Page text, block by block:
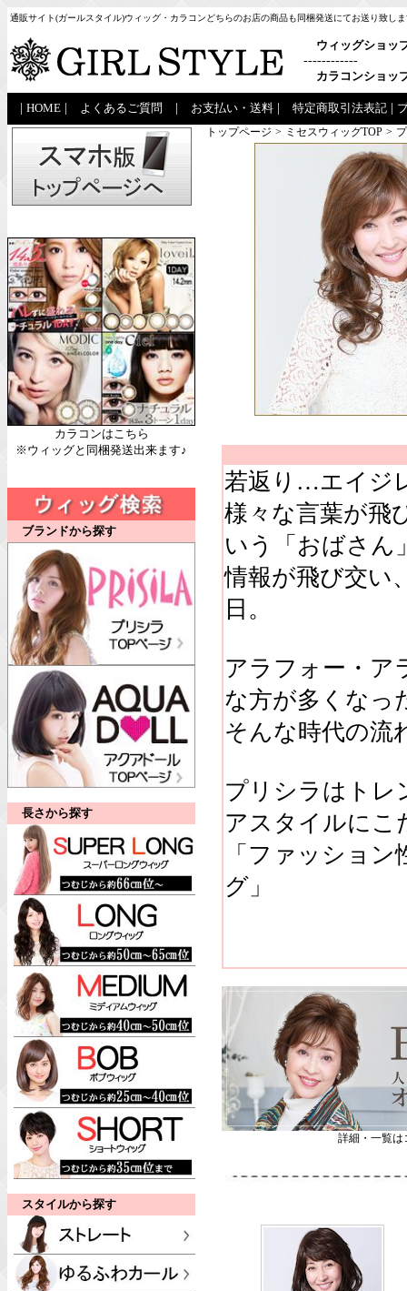
通販サイト(ガールスタイル)ウィッグ・カラコンどちらのお店の商品も同梱発送にてお送り致し
ウィッグショッ
------------
カラコンショッ
HOME よくあるご質問 お支払い・送料 特定商取引法表記
カラコンはこちら
※ウィッグと同梱発送出来ます♪
ブランドから探す
長さから探す
スタイルから探す
トップページ > ミセスウィッグTOP >
若返り…エイジ
様々な言葉が飛
いう「おばさん
情報が飛び交い
日。
アラフォー・ア
な方が多くなっ
そんな時代の流
プリシラはトレ
アスタイルにこ
「ファッショ
グ」
詳細・一覧は